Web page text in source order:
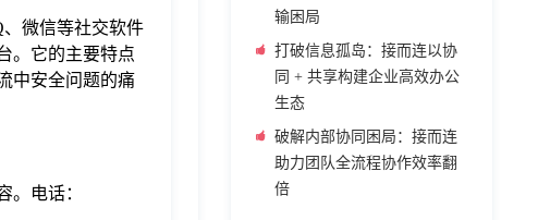
微信等社交软件
。它的主要特点
中安全问题的痛
。电话：
输困局
打破信息孤岛：接而连以协
同 + 共享构建企业高效办公
生态
破解内部协同困局：接而连
助力团队全流程协作效率翻
倍